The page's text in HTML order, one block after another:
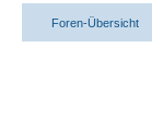
Foren-Übersicht